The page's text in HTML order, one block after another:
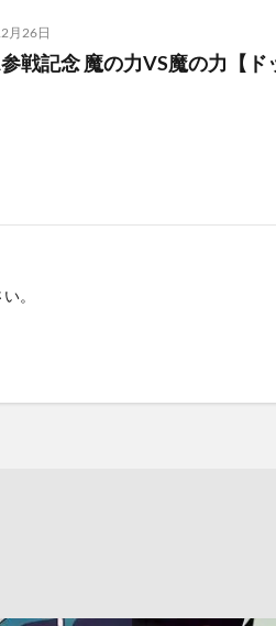
月26日
戦記念 魔の力VS魔の力【ド
。